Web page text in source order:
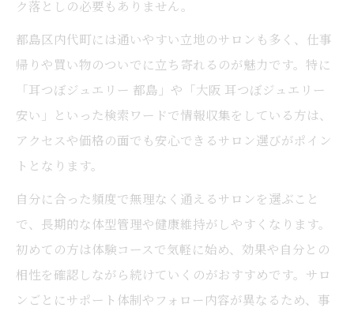
ク落としの必要もありません。
都島区内代町には通いやすい立地のサロンも多く、仕事
帰りや買い物のついでに立ち寄れるのが魅力です。特に
「耳つぼジュエリー 都島」や「大阪 耳つぼジュエリー
安い」といった検索ワードで情報収集をしている方は、
アクセスや価格の面でも安心できるサロン選びがポイン
トとなります。
自分に合った頻度で無理なく通えるサロンを選ぶこと
で、長期的な体型管理や健康維持がしやすくなります。
初めての方は体験コースで気軽に始め、効果や自分との
相性を確認しながら続けていくのがおすすめです。サロ
ンごとにサポート体制やフォロー内容が異なるため、事